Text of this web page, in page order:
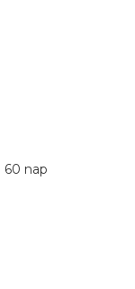
60 nap